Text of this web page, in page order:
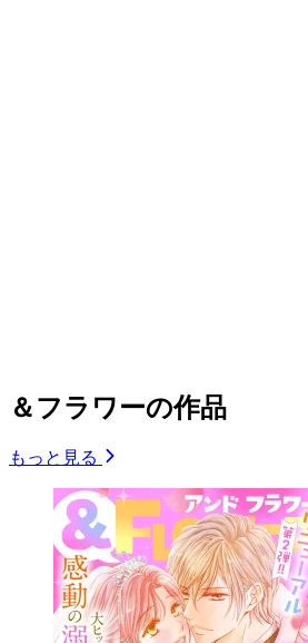
＆フラワーの作品
もっと見る